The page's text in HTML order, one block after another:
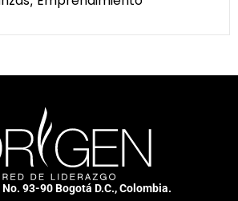
93-90 Bogotá D.C., Colombia.